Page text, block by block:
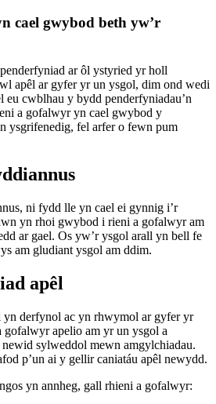
cael gwybod beth yw’r
ar ôl ystyried yr holl
apêl ar gyfer yr un ysgol, dim ond wedi
eu cwblhau y bydd penderfyniadau’n
a gofalwyr yn cael gwybod y
ysgrifenedig, fel arfer o fewn pum
ni fydd lle yn cael ei gynnig i’r
yn rhoi gwybod i rieni a gofalwyr am
ar gael. Os yw’r ysgol arall yn bell fe
am gludiant ysgol am ddim.
apêl
yn derfynol ac yn rhwymol ar gyfer yr
apelio am yr un ysgol a
sylweddol mewn amgylchiadau.
p’un ai y gellir caniatáu apêl newydd.
yn annheg, gall rhieni a gofalwyr: